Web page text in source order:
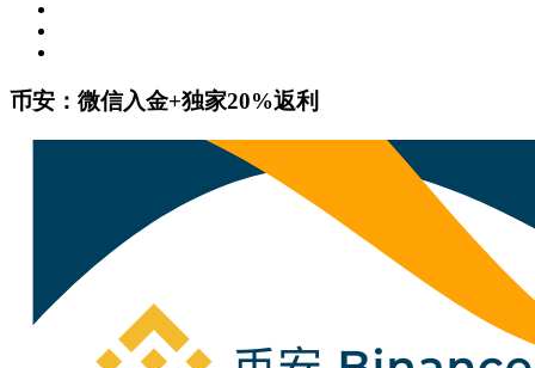
币安：微信入金+独家20%返利